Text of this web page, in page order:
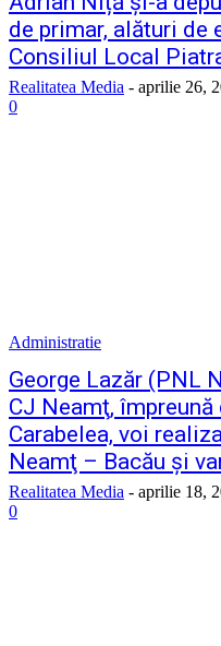
de primar, alături de
Consiliul Local
Realitatea Media - aprilie 26,
0
Administratie
George Lazăr (PNL
CJ Neamţ,
Carabelea, voi
Neamţ – Bacău şi
Realitatea Media - aprilie 18,
0